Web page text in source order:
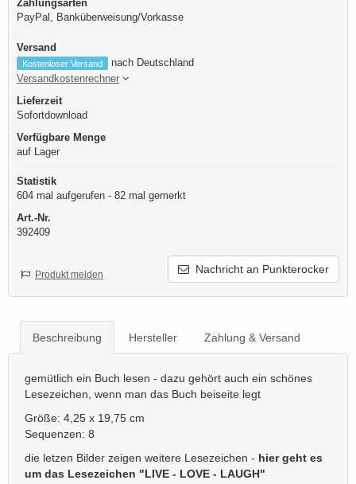
Zahlungsarten
PayPal, Banküberweisung/Vorkasse
Versand
Kostenloser Versand
nach Deutschland
Versandkostenrechner
Lieferzeit
Sofortdownload
Verfügbare Menge
auf Lager
Statistik
604 mal aufgerufen - 82 mal gemerkt
Art.-Nr.
392409
Nachricht an Punkterocker
Produkt melden
Beschreibung Hersteller Zahlung & Versand
gemütlich ein Buch lesen - dazu gehört auch ein schönes
Lesezeichen, wenn man das Buch beiseite legt
Größe: 4,25 x 19,75 cm
Sequenzen: 8
die letzen Bilder zeigen weitere Lesezeichen - hier geht es
um das Lesezeichen "LIVE - LOVE - LAUGH"